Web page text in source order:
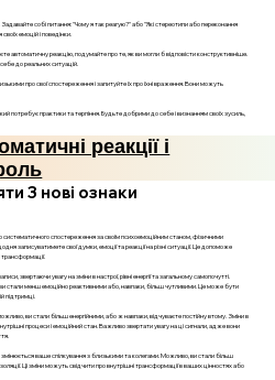
собі питання: "Чому я так реагую?" або "Які стереотипи або переконання
емоцій і поведінки.
автоматичну реакцію, подумайте про те, як ви могли б відповісти конструктивніше.
до реальних ситуацій.
про свої спостереження і запитуйте їх про їхні враження. Вони можуть
потребує практики та терпіння. Будьте добрими до себе і визнанням своїх зусиль,
реакції і
3 нові ознаки
спостереження за своїм психоемоційним станом, фізичними
записуватимете свої думки, емоції та реакції на різні ситуації. Це допоможе
трансформації.
звертаючи увагу на зміни в настрої, рівні енергії та загальному самопочутті.
ви стали менш емоційно реактивними або, навпаки, більш чутливими. Це може бути
підтримці.
ви стали більш енергійними, або ж навпаки, відчуваєте постійну втому. Зміни в
процеси і емоційний стан. Важливо звертати увагу на ці сигнали, адже вони
змінюється ваше спілкування з близькими та колегами. Можливо, ви стали більш
Ці зміни можуть свідчити про внутрішні трансформації в ваших цінностях або